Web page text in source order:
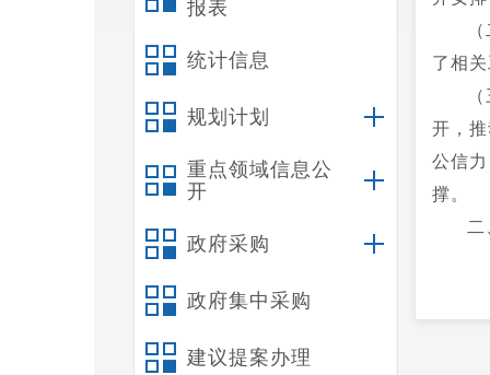
报表
统计信息
规划计划
重点领域信息公
开
政府采购
政府集中采购
建议提案办理
了相
开，
公信
撑。